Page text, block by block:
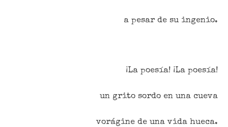
a pesar de su ingenio.
¡La poesía! ¡La poesía!
un grito sordo en una cueva
vorágine de una vida hueca.